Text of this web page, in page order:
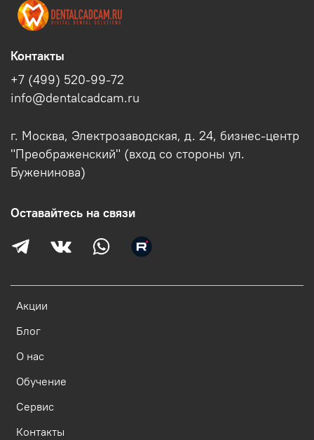
Акции
Блог
О нас
Обучение
Сервис
Контакты
Контакты
+7 (499) 520-99-72
info@dentalcadcam.ru
г. Москва, Электрозаводская, д. 24, бизнес-центр
"Преображенский" (вход со стороны ул.
Буженинова)
Оставайтесь на связи